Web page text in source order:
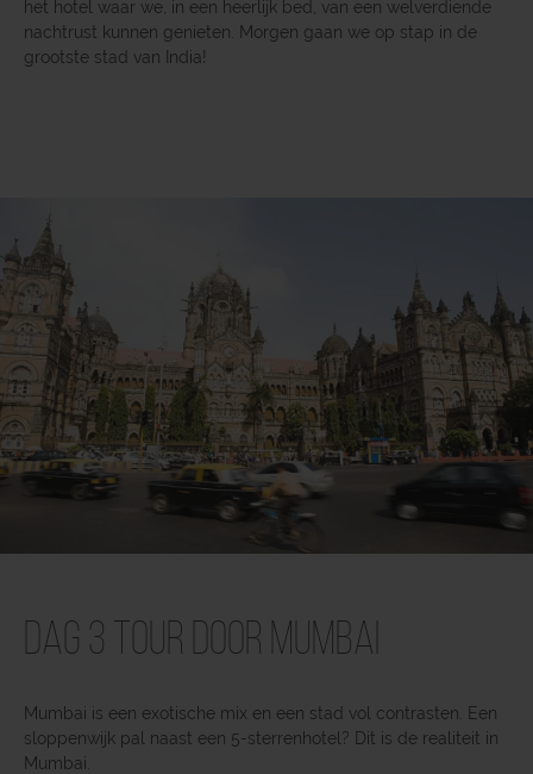
het hotel waar we, in een heerlijk bed, van een welverdiende
nachtrust kunnen genieten. Morgen gaan we op stap in de
grootste stad van India!
Dag 3 Tour door Mumbai
Mumbai is een exotische mix en een stad vol contrasten. Een
sloppenwijk pal naast een 5-sterrenhotel? Dit is de realiteit in
Mumbai.